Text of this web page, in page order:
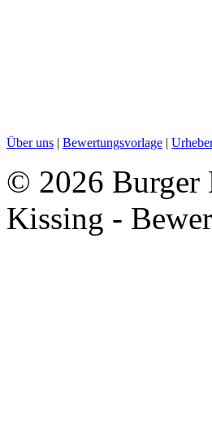
Über uns | Bewertungsvorlage |
© 2026 Burger
Kissing -